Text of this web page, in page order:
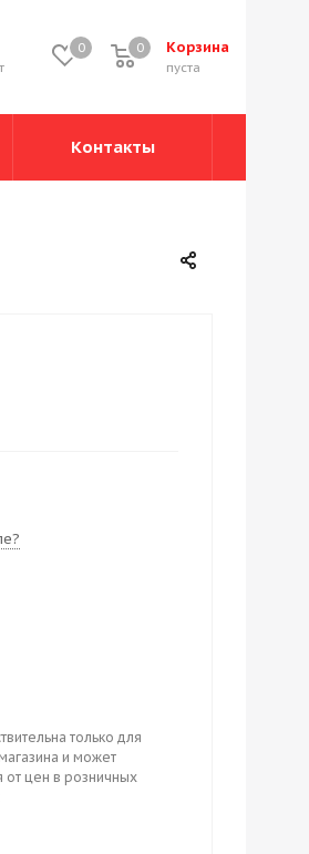
0 Корзина
0
пуста
0
Контакты
только для
и может
от цен в розничных